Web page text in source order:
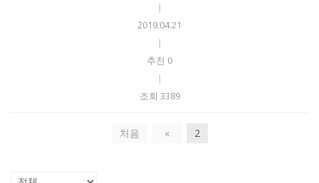
|
2019.04.21
|
추천 0
|
조회 3389
처음 « 2